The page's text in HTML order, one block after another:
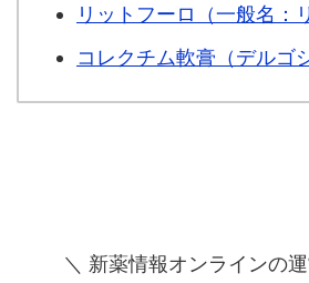
リットフーロ（一般名：
コレクチム軟膏（デルゴ
＼ 新薬情報オンラインの